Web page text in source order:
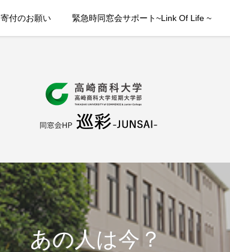
寄付のお願い 緊急時同窓会サポート~Link Of Life ~
あの人は今？